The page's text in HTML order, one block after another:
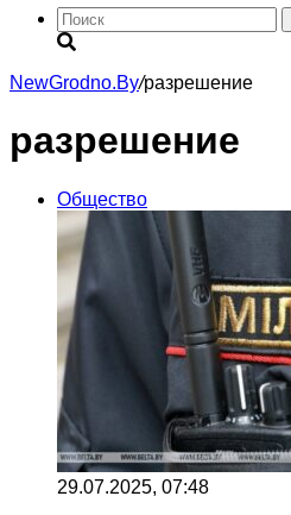
NewGrodno.By/разрешение
разрешение
Общество
29.07.2025, 07:48